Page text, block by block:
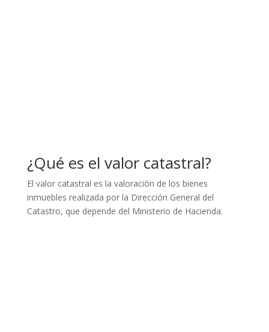
¿Qué es el valor catastral?
El valor catastral es la valoración de los bienes
inmuebles realizada por la Dirección General del
Catastro, que depende del Ministerio de Hacienda.